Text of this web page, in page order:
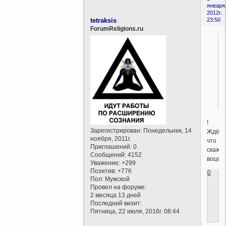
января,
2012г.
23:50
tetraksis
ForumReligions.ru
Зарегистрирован: Понедельник, 14
ноября, 2011г.
Приглашений: 0
Сообщений: 4152
Уважение: +299
Позитив: +776
Пол: Мужской
Провел на форуме:
2 месяца 13 дней
Последний визит:
Пятница, 22 июля, 2016г. 08:44
!
Ждём,
что
скажут
0